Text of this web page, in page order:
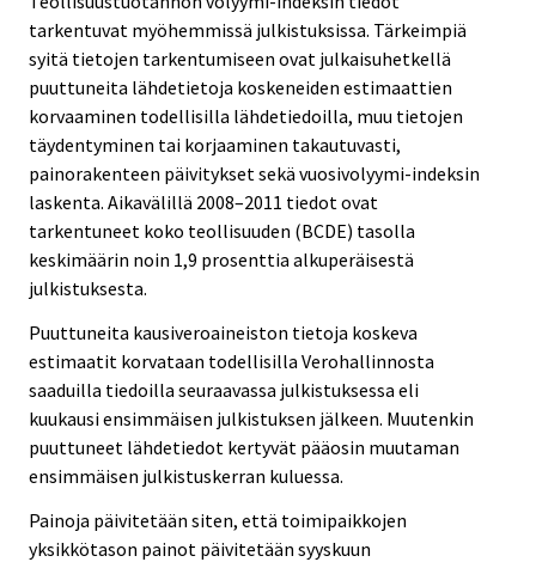
tarkentuvat myöhemmissä julkistuksissa. Tärkeimpiä
syitä tietojen tarkentumiseen ovat julkaisuhetkellä
puuttuneita lähdetietoja koskeneiden estimaattien
korvaaminen todellisilla lähdetiedoilla, muu tietojen
täydentyminen tai korjaaminen takautuvasti,
painorakenteen päivitykset sekä vuosivolyymi-indeksin
laskenta. Aikavälillä 2008–2011 tiedot ovat
tarkentuneet koko teollisuuden (BCDE) tasolla
keskimäärin noin 1,9 prosenttia alkuperäisestä
julkistuksesta.
Puuttuneita kausiveroaineiston tietoja koskeva
estimaatit korvataan todellisilla Verohallinnosta
saaduilla tiedoilla seuraavassa julkistuksessa eli
kuukausi ensimmäisen julkistuksen jälkeen. Muutenkin
puuttuneet lähdetiedot kertyvät pääosin muutaman
ensimmäisen julkistuskerran kuluessa.
Painoja päivitetään siten, että toimipaikkojen
yksikkötason painot päivitetään syyskuun